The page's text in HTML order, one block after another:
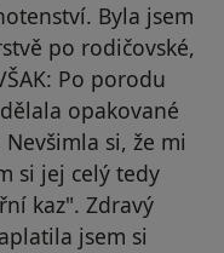
Byla jsem
po rodičovské,
Po porodu
opakované
si, že mi
si jej celý tedy
kaz". Zdravý
jsem si